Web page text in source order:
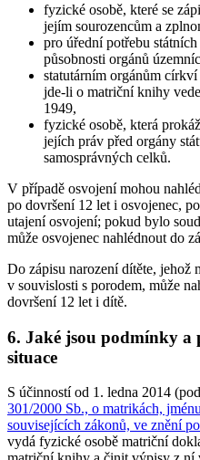
fyzické osobě, které se
jejím sourozencům a
pro úřední potřebu
působnosti orgánů
statutárním orgánům
jde-li o matriční knihy
1949,
fyzické osobě, která
jejích práv před orgány
samosprávných celků.
V případě osvojení mohou
po dovršení 12 let i osvojenec,
utajení osvojení; pokud bylo
může osvojenec nahlédnout do
Do zápisu narození dítěte, jehož
v souvislosti s porodem, může
dovršení 12 let i dítě.
6. Jaké jsou podmínky a
situace
S účinností od 1. ledna 2014
301/2000 Sb., o matrikách,
souvisejících zákonů, ve znění
vydá fyzické osobě matriční